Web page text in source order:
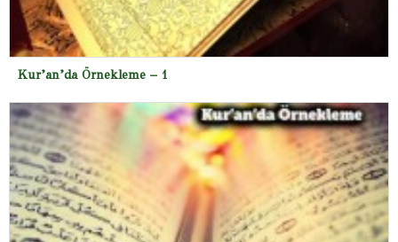
Kur’an’da Örnekleme – 1